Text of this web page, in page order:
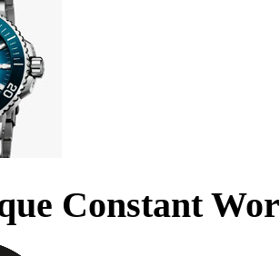
Constant